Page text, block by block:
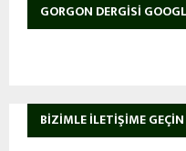
GORGON DERGISI
BIZIMLE İLETIŞIME GEÇIN